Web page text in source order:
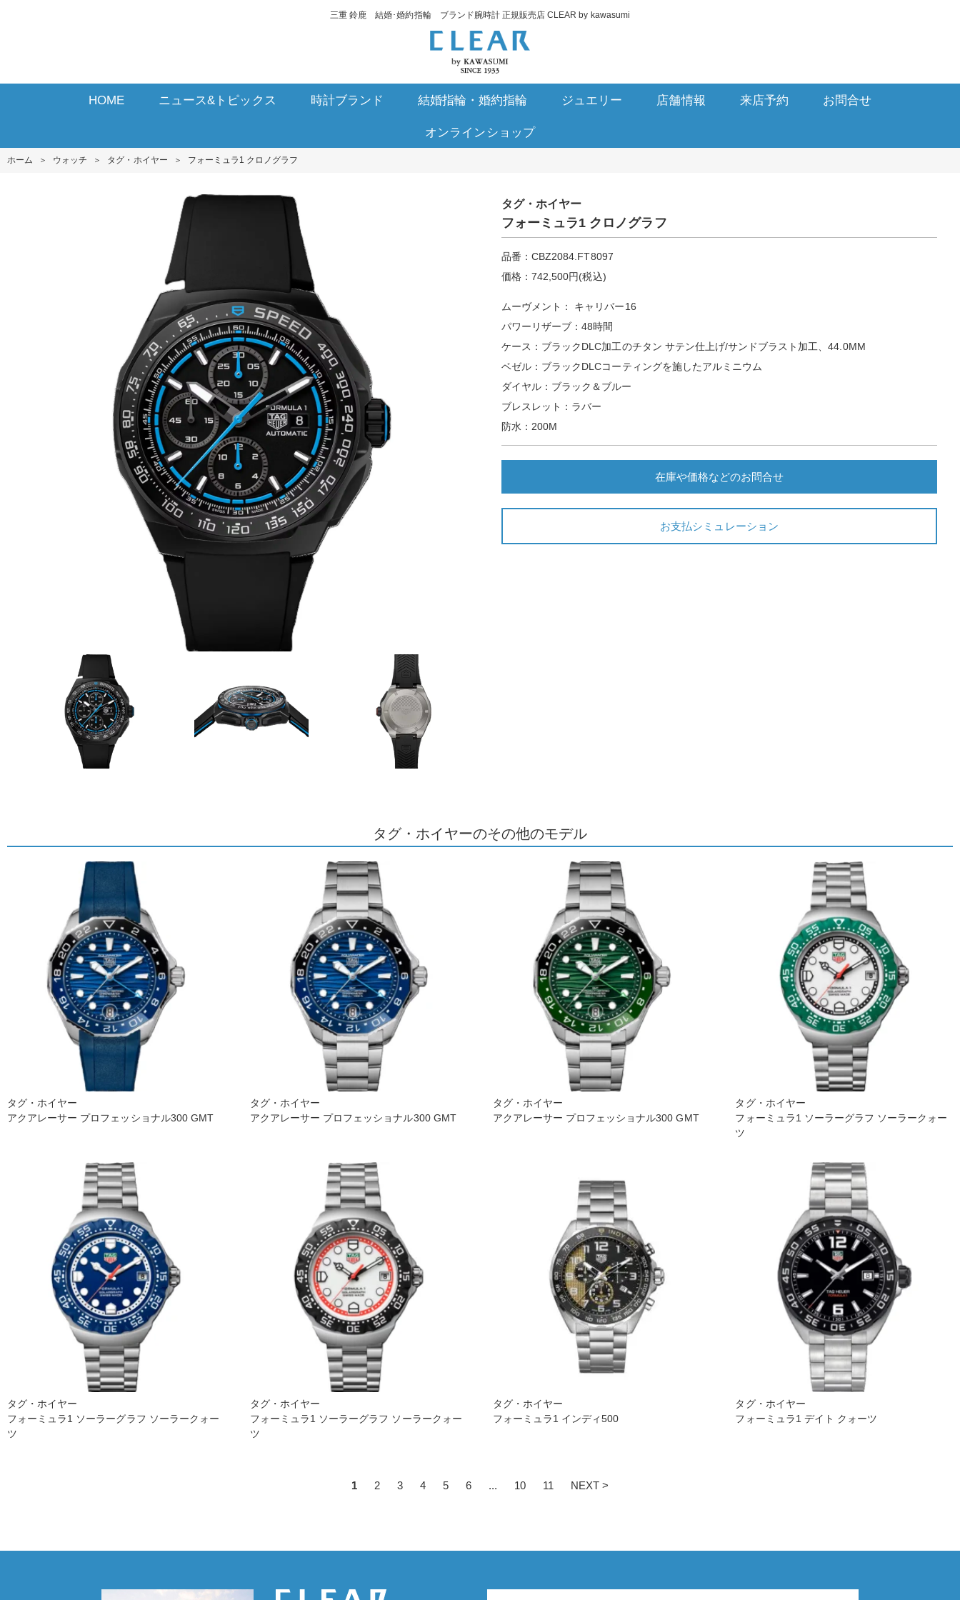
三重 鈴鹿 結婚･婚約指輪 ブランド腕時計 正規販売店 CLEAR by kawasumi
HOME ニュース&トピックス 時計ブランド 結婚指輪・婚約指輪 ジュエリー 店舗情報 来店予約 お問合せ
オンラインショップ
ホーム ＞ ウォッチ ＞ タグ・ホイヤー ＞ フォーミュラ1 クロノグラフ
タグ・ホイヤー
フォーミュラ1 クロノグラフ
品番：CBZ2084.FT8097
価格：742,500円(税込)
ムーヴメント： キャリバー16
パワーリザーブ：48時間
ケース：ブラックDLC加工のチタン サテン仕上げ/サンドブラスト加工、44.0MM
ベゼル：ブラックDLCコーティングを施したアルミニウム
ダイヤル：ブラック＆ブルー
ブレスレット：ラバー
防水：200M
在庫や価格などのお問合せ
お支払シミュレーション
タグ・ホイヤーのその他のモデル
タグ・ホイヤー
アクアレーサー プロフェッショナル300 GMT
タグ・ホイヤー
アクアレーサー プロフェッショナル300 GMT
タグ・ホイヤー
アクアレーサー プロフェッショナル300 GMT
タグ・ホイヤー
フォーミュラ1 ソーラーグラフ ソーラークォー
ツ
タグ・ホイヤー
フォーミュラ1 ソーラーグラフ ソーラークォー
ツ
タグ・ホイヤー
フォーミュラ1 ソーラーグラフ ソーラークォー
ツ
タグ・ホイヤー
フォーミュラ1 インディ500
タグ・ホイヤー
フォーミュラ1 デイト クォーツ
1 2 3 4 5 6 ... 10 11 NEXT >